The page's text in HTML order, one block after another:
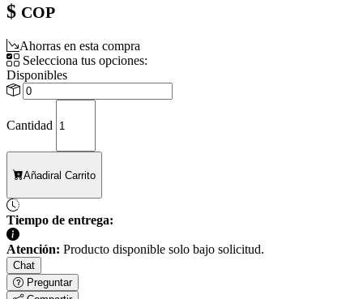
$ COP
Ahorras en esta compra
Selecciona tus opciones:
Disponibles
Cantidad
Añadiral Carrito
Tiempo de entrega:
Atención: Producto disponible solo bajo solicitud.
Chat
Preguntar